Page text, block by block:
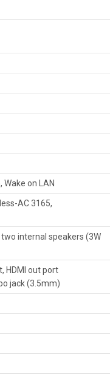
on LAN
AC 3165,
internal speakers (3W
HDMI out port
jack (3.5mm)